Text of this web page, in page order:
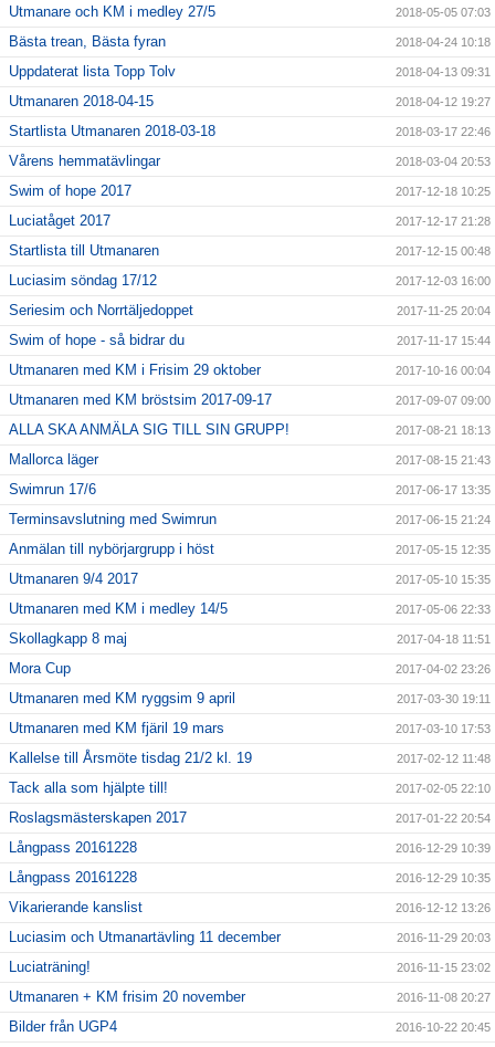
Utmanare och KM i medley 27/5 2018-05-05 07:03
Bästa trean, Bästa fyran 2018-04-24 10:18
Uppdaterat lista Topp Tolv 2018-04-13 09:31
Utmanaren 2018-04-15 2018-04-12 19:27
Startlista Utmanaren 2018-03-18 2018-03-17 22:46
Vårens hemmatävlingar 2018-03-04 20:53
Swim of hope 2017 2017-12-18 10:25
Luciatåget 2017 2017-12-17 21:28
Startlista till Utmanaren 2017-12-15 00:48
Luciasim söndag 17/12 2017-12-03 16:00
Seriesim och Norrtäljedoppet 2017-11-25 20:04
Swim of hope - så bidrar du 2017-11-17 15:44
Utmanaren med KM i Frisim 29 oktober 2017-10-16 00:04
Utmanaren med KM bröstsim 2017-09-17 2017-09-07 09:00
ALLA SKA ANMÄLA SIG TILL SIN GRUPP! 2017-08-21 18:13
Mallorca läger 2017-08-15 21:43
Swimrun 17/6 2017-06-17 13:35
Terminsavslutning med Swimrun 2017-06-15 21:24
Anmälan till nybörjargrupp i höst 2017-05-15 12:35
Utmanaren 9/4 2017 2017-05-10 15:35
Utmanaren med KM i medley 14/5 2017-05-06 22:33
Skollagkapp 8 maj 2017-04-18 11:51
Mora Cup 2017-04-02 23:26
Utmanaren med KM ryggsim 9 april 2017-03-30 19:11
Utmanaren med KM fjäril 19 mars 2017-03-10 17:53
Kallelse till Årsmöte tisdag 21/2 kl. 19 2017-02-12 11:48
Tack alla som hjälpte till! 2017-02-05 22:10
Roslagsmästerskapen 2017 2017-01-22 20:54
Långpass 20161228 2016-12-29 10:39
Långpass 20161228 2016-12-29 10:35
Vikarierande kanslist 2016-12-12 13:26
Luciasim och Utmanartävling 11 december 2016-11-29 20:03
Luciaträning! 2016-11-15 23:02
Utmanaren + KM frisim 20 november 2016-11-08 20:27
Bilder från UGP4 2016-10-22 20:45